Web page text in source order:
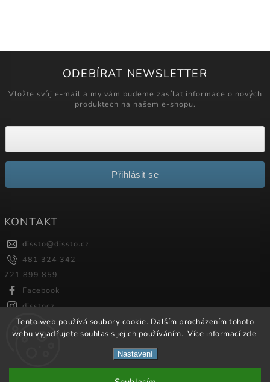
Tento web používá soubory cookie. Dalším procházením tohoto
webu vyjadřujete souhlas s jejich používáním.. Více informacízde.
Nastavení
ODEBÍRAT NEWSLETTER
Vložte svůj e-mail a my vám budeme zasílat informace o nových
produktech na našem e-shopu.
Přihlásit se
KONTAKT
dissto@dissto.cz
481 324 342
721 899 859
Facebook
disstocz
Shoptet| Design